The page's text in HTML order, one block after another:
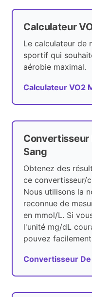
Calculateur
Le calculateur de
sportif qui
aérobie maximal.
Calculateur VO2
Convertisseur
Sang
Obtenez des
ce convertisseur/
Nous utilisons la
reconnue de
en mmol/L. Si
l'unité mg/dL
pouvez
Convertisseur De